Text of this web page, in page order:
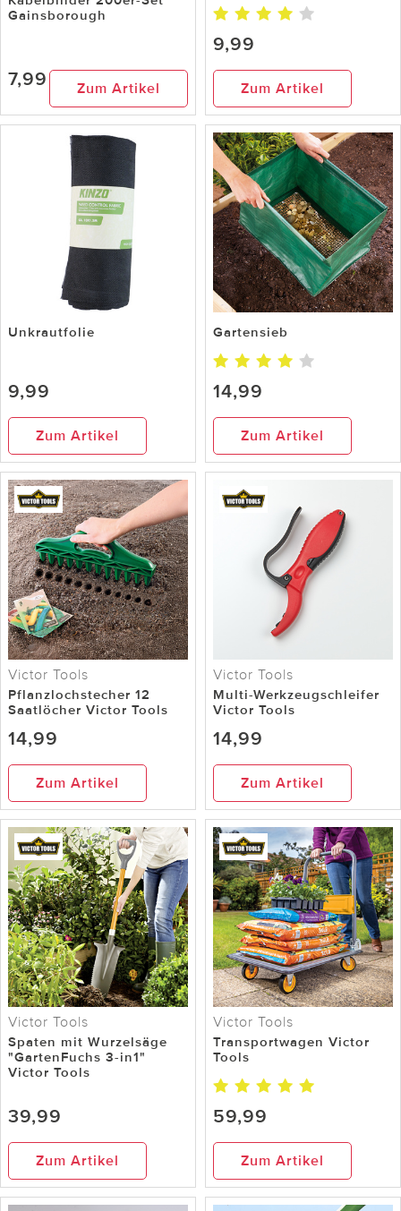
Gainsborough
7,99 Zum Artikel
9,99
Zum Artikel
Unkrautfolie
9,99
Zum Artikel
Gartensieb
14,99
Zum Artikel
Victor Tools
Pflanzlochstecher 12
Saatlöcher Victor Tools
14,99
Zum Artikel
Victor Tools
Multi-Werkzeugschleifer
Victor Tools
14,99
Zum Artikel
Victor Tools
Spaten mit Wurzelsäge
"GartenFuchs 3-in1"
Victor Tools
39,99
Zum Artikel
Victor Tools
Transportwagen Victor
Tools
59,99
Zum Artikel